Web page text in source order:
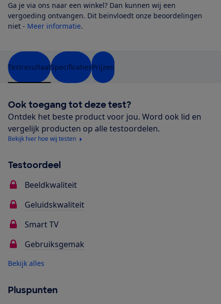
Ga je via ons naar een winkel? Dan kunnen wij een
vergoeding ontvangen. Dit beïnvloedt onze beoordelingen
niet - Meer informatie.
TestresultaatSpecificatiesPrijzen
Ook toegang tot deze test?
Ontdek het beste product voor jou. Word ook lid en
vergelijk producten op alle testoordelen.
Bekijk hier hoe wij testen
Testoordeel
Beeldkwaliteit
Geluidskwaliteit
Smart TV
Gebruiksgemak
Bekijk alles
Pluspunten